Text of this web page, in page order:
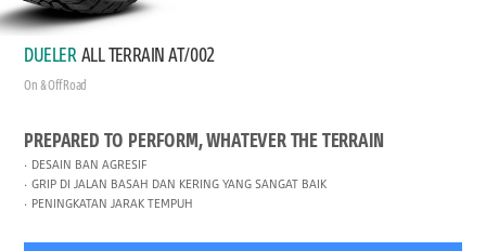
DUELER ALL TERRAIN AT/002
On & Off Road
PREPARED TO PERFORM, WHATEVER THE TERRAIN
DESAIN BAN AGRESIF
GRIP DI JALAN BASAH DAN KERING YANG SANGAT BAIK
PENINGKATAN JARAK TEMPUH